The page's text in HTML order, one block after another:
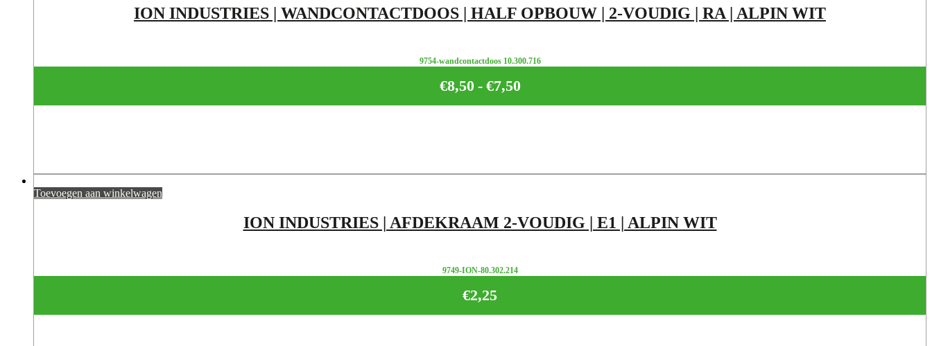
ION INDUSTRIES | WANDCONTACTDOOS | HALF OPBOUW | 2-VOUDIG | RA | ALPIN WIT
9754-wandcontactdoos 10.300.716
€7,50
-
€8,50 Prijsklasse:
Toevoegen aan winkelwagen
ION INDUSTRIES | AFDEKRAAM 2-VOUDIG | E1 | ALPIN WIT
9749-ION-80.302.214
€2,25